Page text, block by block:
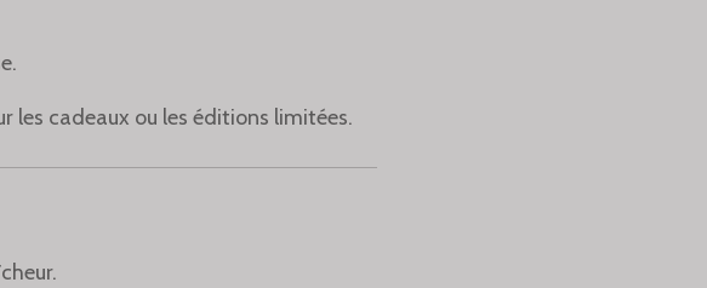
les cadeaux ou les éditions limitées.